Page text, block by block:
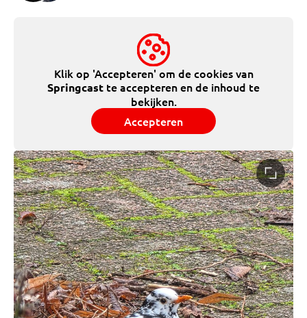
Klik op 'Accepteren' om de cookies van
Springcast te accepteren en de inhoud te
bekijken.
Accepteren